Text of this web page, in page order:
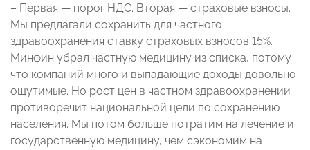
– Первая — порог НДС. Вторая — страховые взносы.
Мы предлагали сохранить для частного
здравоохранения ставку страховых взносов 15%.
Минфин убрал частную медицину из списка, потому
что компаний много и выпадающие доходы довольно
ощутимые. Но рост цен в частном здравоохранении
противоречит национальной цели по сохранению
населения. Мы потом больше потратим на лечение и
государственную медицину, чем сэкономим на